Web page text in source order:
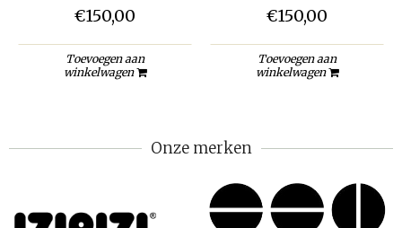
€150,00
Toevoegen aan
winkelwagen
€150,00
Toevoegen aan
winkelwagen
Onze merken